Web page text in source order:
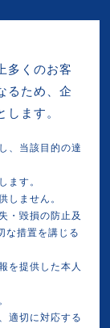
多くのお客
るため、企
ます。
、当該目的の達
ます。
しません。
・毀損の防止及
な措置を講じる
を提供した本人
適切に対応する